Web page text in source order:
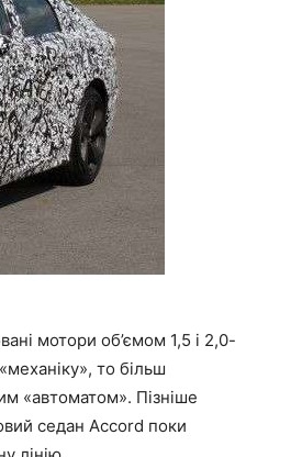
мотори об’ємом 1,5 і 2,0-
то більш
«автоматом». Пізніше
седан Accord поки